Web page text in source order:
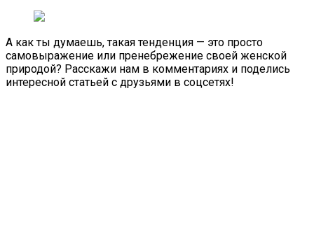
А как ты думаешь, такая тенденция — это просто
самовыражение или пренебрежение своей женской
природой? Расскажи нам в комментариях и поделись
интересной статьей с друзьями в соцсетях!